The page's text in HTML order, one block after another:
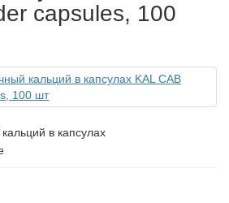
capsules, 100
в капсулах